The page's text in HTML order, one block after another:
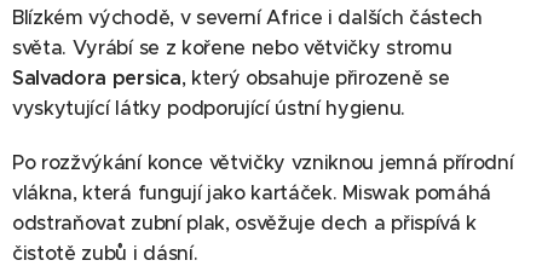
Blízkém východě, v severní Africe i dalších částech
světa. Vyrábí se z kořene nebo větvičky stromu
Salvadora persica, který obsahuje přirozeně se
vyskytující látky podporující ústní hygienu.
Po rozžvýkání konce větvičky vzniknou jemná přírodní
vlákna, která fungují jako kartáček. Miswak pomáhá
odstraňovat zubní plak, osvěžuje dech a přispívá k
čistotě zubů i dásní.